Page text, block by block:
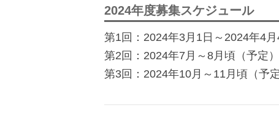
2024年度募集スケジュール
第1回：2024年3月1日～2024年4月
第2回：2024年7月～8月頃（予定）
第3回：2024年10月～11月頃（予定